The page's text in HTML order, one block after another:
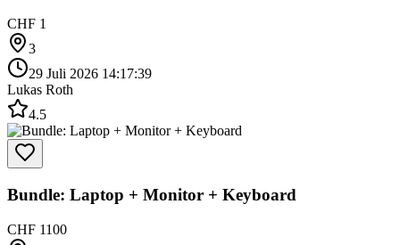
CHF 1
3
29 Juli 2026 14:17:39
Lukas Roth
4.5
Bundle: Laptop + Monitor + Keyboard
CHF 1100